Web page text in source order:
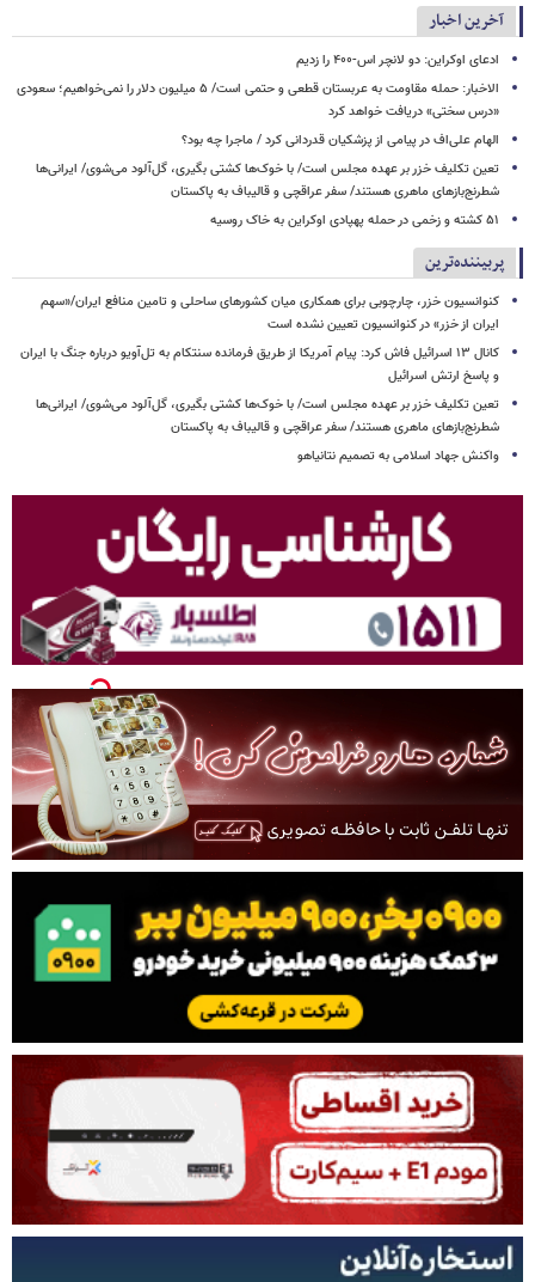
آخرین اخبار
ادعای اوکراین: دو لانچر اس-۴۰۰ را زدیم
الاخبار: حمله مقاومت به عربستان قطعی و حتمی است/ ۵ میلیون دلار را نمی‌خواهیم؛ سعودی
«درس سختی» دریافت خواهد کرد
الهام علی‌اف در پیامی از پزشکیان قدردانی کرد / ماجرا چه بود؟
تعین تکلیف خزر بر عهده مجلس است/ با خوک‌ها کشتی بگیری، گل‌آلود می‌شوی/ ایرانی‌ها
شطرنج‌بازهای ماهری هستند/ سفر عراقچی و قالیباف به پاکستان
۵۱ کشته و زخمی در حمله پهپادی اوکراین به خاک روسیه
پربیننده‌ترین
کنوانسیون خزر، چارچوبی برای همکاری میان کشورهای ساحلی و تامین منافع ایران/«سهم
ایران از خزر» در کنوانسیون تعیین نشده است
کانال ۱۳ اسرائیل فاش کرد: پیام آمریکا از طریق فرمانده سنتکام به تل‌آویو درباره جنگ با ایران
و پاسخ ارتش اسرائیل
تعین تکلیف خزر بر عهده مجلس است/ با خوک‌ها کشتی بگیری، گل‌آلود می‌شوی/ ایرانی‌ها
شطرنج‌بازهای ماهری هستند/ سفر عراقچی و قالیباف به پاکستان
واکنش جهاد اسلامی به تصمیم نتانیاهو